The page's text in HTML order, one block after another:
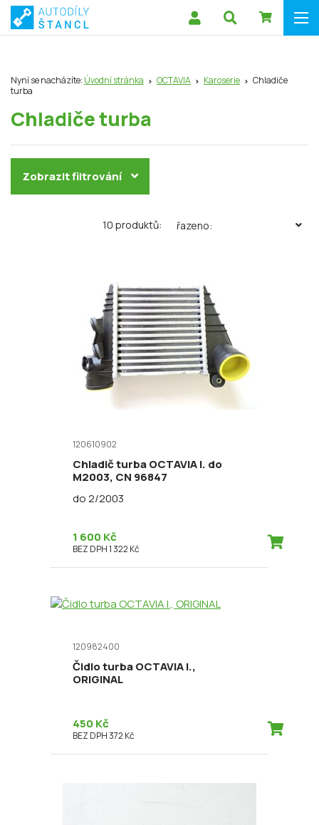
Nyní se nacházíte: Úvodní stránka OCTAVIA Karoserie
Chladiče
turba
Chladiče turba
Zobrazit filtrování
10 produktů: řazeno:
120610902
Chladič turba OCTAVIA I. do
M2003, CN 96847
do 2/2003
1 600 Kč
BEZ DPH 1 322 Kč
120982400
Čidlo turba OCTAVIA I.,
ORIGINAL
450 Kč
BEZ DPH 372 Kč